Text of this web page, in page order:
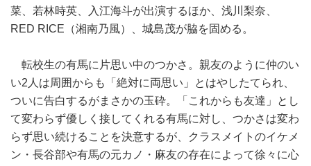
菜、若林時英、入江海斗が出演するほか、浅川梨奈、
RED RICE（湘南乃風）、城島茂が脇を固める。
転校生の有馬に片思い中のつかさ。親友のように仲のい
い2人は周囲からも「絶対に両思い」とはやしたてられ、
ついに告白するがまさかの玉砕。「これからも友達」とし
て変わらず優しく接してくれる有馬に対し、つかさは変わ
らず思い続けることを決意するが、クラスメイトのイケメ
ン・長谷部や有馬の元カノ・麻友の存在によって徐々に心